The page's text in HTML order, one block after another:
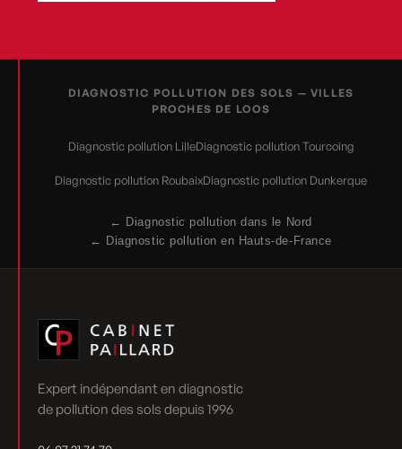
DIAGNOSTIC POLLUTION DES SOLS — VILLES
PROCHES DE LOOS
Diagnostic pollution LilleDiagnostic pollution Tourcoing
Diagnostic pollution RoubaixDiagnostic pollution Dunkerque
← Diagnostic pollution dans le Nord
← Diagnostic pollution en Hauts-de-France
Expert indépendant en diagnostic
de pollution des sols depuis 1996